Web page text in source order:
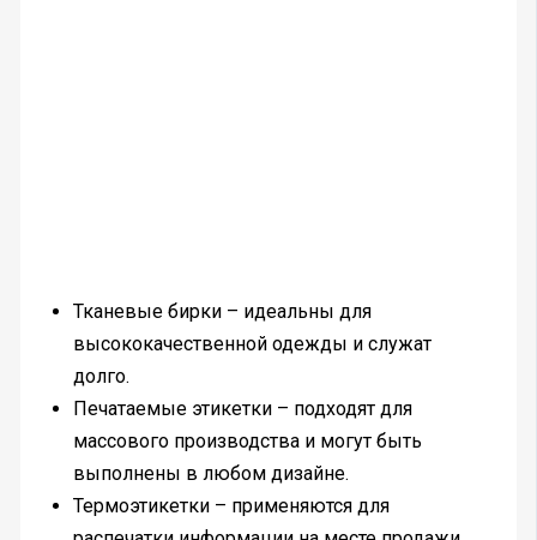
Тканевые бирки – идеальны для
высококачественной одежды и служат
долго.
Печатаемые этикетки – подходят для
массового производства и могут быть
выполнены в любом дизайне.
Термоэтикетки – применяются для